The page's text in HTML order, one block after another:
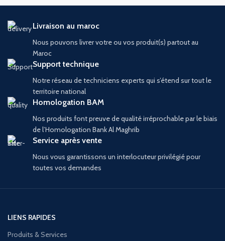
Livraison au maroc
Nous pouvons livrer votre ou vos produit(s) partout au
Maroc
Support technique
Notre réseau de techniciens experts qui s’étend sur tout le
territoire national
Homologation BAM
Nos produits font preuve de qualité irréprochable par le biais
de l’Homologation Bank Al Maghrib
Service après vente
Nous vous garantissons un interlocuteur privilégié pour
toutes vos demandes
LIENS RAPIDES
Produits & Services